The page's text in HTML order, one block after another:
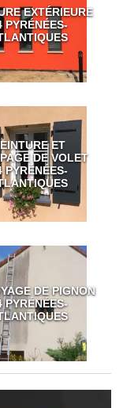
EXTÉRIEURE
PYRÉNÉES-
ET
DE VOLET
PYRÉNÉES-
DE PIGNON
PYRÉNÉES-